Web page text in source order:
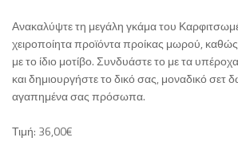
Ανακαλύψτε τη μεγάλη γκάμα του
χειροποίητα προϊόντα προίκας μωρού,
με το ίδιο μοτίβο. Συνδυάστε το με τα
και δημιουργήστε το δικό σας, μοναδικό σετ
αγαπημένα σας πρόσωπα.
Τιμή: 36,00€